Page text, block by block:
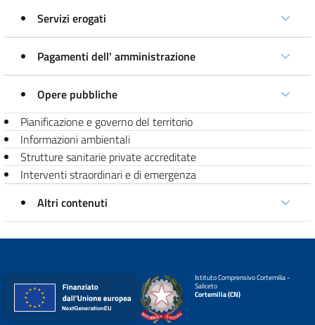
Servizi erogati
Pagamenti dell' amministrazione
Opere pubbliche
Pianificazione e governo del territorio
Informazioni ambientali
Strutture sanitarie private accreditate
Interventi straordinari e di emergenza
Altri contenuti
Istituto Comprensivo Cortemilia -
Saliceto
Cortemilia (CN)